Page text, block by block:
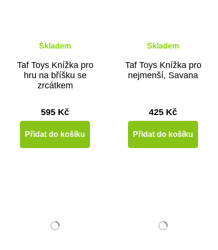
Skladem
Taf Toys Knížka pro
hru na bříšku se
zrcátkem
595 Kč
Přidat do košíku
Skladem
Taf Toys Knížka pro
nejmenší, Savana
425 Kč
Přidat do košíku